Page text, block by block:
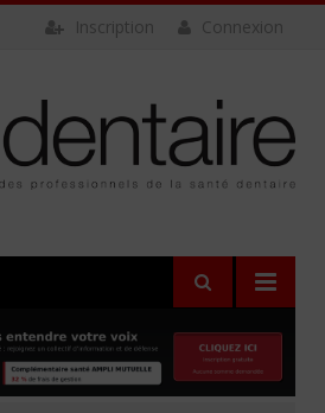
Connexion
Inscription